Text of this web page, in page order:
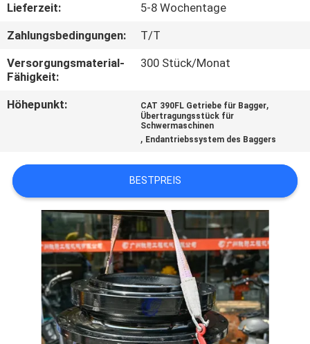
NACHRICHTEN
ALLE
SITEMAP
DATENSCHUTZ-
BESTIMMUNGEN
Lieferzeit:
5-8 Wochentage
Zahlungsbedingungen:
T/T
Versorgungsmaterial-
Fähigkeit:
300 Stück/Monat
Höhepunkt: CAT 390FL Getriebe für Bagger,
Übertragungsstück für
Schwermaschinen
, Endantriebssystem des Baggers
BESTPREIS